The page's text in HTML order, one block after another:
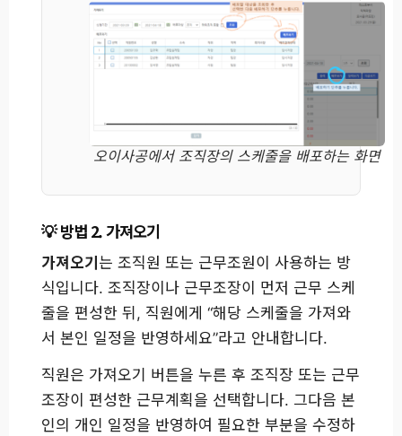
오이사공에서 조직장의 스케줄을 배포하는 화면
방법 2. 가져오기
가져오기 는 조직원 또는 근무조원이 사용하는 방
식입니다. 조직장이나 근무조장이 먼저 근무 스케
줄을 편성한 뒤, 직원에게 “해당 스케줄을 가져와
서 본인 일정을 반영하세요”라고 안내합니다.
직원은 가져오기 버튼을 누른 후 조직장 또는 근무
조장이 편성한 근무계획을 선택합니다. 그다음 본
인의 개인 일정을 반영하여 필요한 부분을 수정하